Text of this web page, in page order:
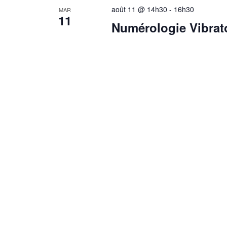
MAR
11 Numérologie
août 11 @ 14h30 - 16h30